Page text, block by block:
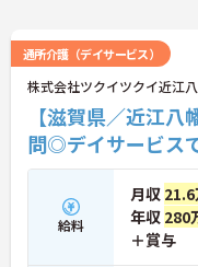
通所介護（デイサービス）
株式会社ツクイツクイ近江
【滋賀県／近江
問◎デイサービス
給料
月収
年収 280
＋賞与